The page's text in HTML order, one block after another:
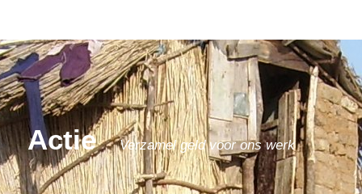
Actie Verzamel geld voor ons werk